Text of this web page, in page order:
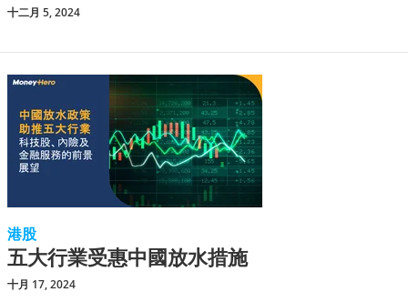
十二月 5, 2024
港股
五大行業受惠中國放水措施
十月 17, 2024